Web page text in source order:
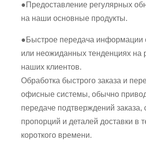
●Предоставление регулярных
на наши основные продукты.
●Быстрое передача информации
или неожиданных тенденциях на
наших клиентов.
Обработка быстрого заказа и
офисные системы, обычно
передаче подтверждений заказа,
пропорций и деталей доставки в
короткого времени.